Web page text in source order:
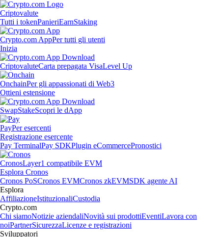
Criptovalute
Tutti i tokenPanieriEarnStaking
Crypto.com AppPer tutti gli utenti
Inizia
CriptovaluteCarta prepagata VisaLevel Up
OnchainPer gli appassionati di Web3
Ottieni estensione
SwapStakeScopri le dApp
PayPer esercenti
Registrazione esercente
Pay TerminalPay SDKPlugin eCommercePronostici
CronosLayer1 compatibile EVM
Esplora Cronos
Cronos PoSCronos EVMCronos zkEVMSDK agente AI
Esplora
AffiliazioneIstituzionaliCustodia
Crypto.com
Chi siamoNotizie aziendaliNovità sui prodottiEventiLavora con
noiPartnerSicurezzaLicenze e registrazioni
Sviluppatori